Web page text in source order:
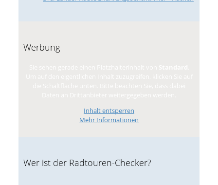
Werbung
Inhalt entsperren
Mehr Informationen
Wer ist der Radtouren-Checker?